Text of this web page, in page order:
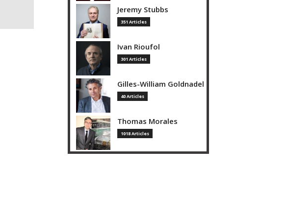
Jeremy Stubbs
351 Articles
Ivan Rioufol
301 Articles
Gilles-William Goldnadel
40 Articles
Thomas Morales
1018 Articles